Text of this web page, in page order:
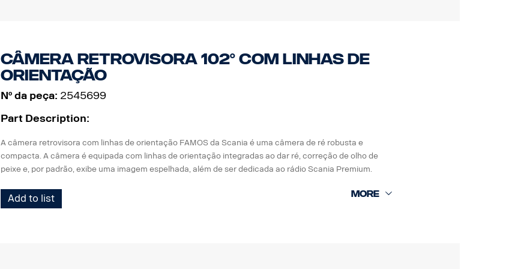
Indicador de segurança integrado
Câmera retrovisora 102° com linhas de
orientação
Nº da peça: 2545699
Part Description:
A câmera retrovisora com linhas de orientação FAMOS da Scania é uma câmera de ré robusta e
compacta. A câmera é equipada com linhas de orientação integradas ao dar ré, correção de olho de
peixe e, por padrão, exibe uma imagem espelhada, além de ser dedicada ao rádio Scania Premium.
Lente à prova d'água, resistente a arranhões e com revestimento contra sujeira
Add to list